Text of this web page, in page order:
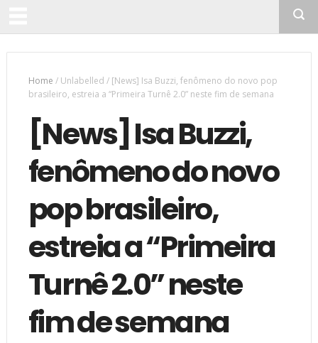
Home /Unlabelled / [News] Isa Buzzi, fenômeno do novo pop
brasileiro, estreia a “Primeira Turnê 2.0” neste fim de semana
[News] Isa Buzzi,
fenômeno do novo
pop brasileiro,
estreia a “Primeira
Turnê 2.0” neste
fim de semana